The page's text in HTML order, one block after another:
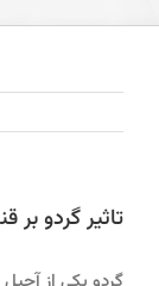
تاثیر گردو بر